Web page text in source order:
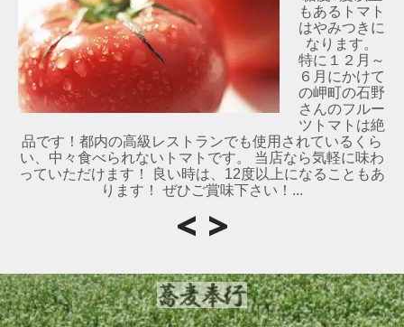
もあるトマト
はやみつきに
なります。
特に１２月～
６月にかけて
の岬町の石野
さんのフルー
ツトマトは絶
品です！都内の高級レストランでも使用されているくら
い、中々食べられないトマトです。 当店なら気軽に味わ
っていただけます！ 良い時は、12度以上になることもあ
ります！ ぜひご賞味下さい！...